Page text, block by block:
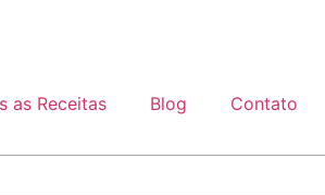
as Receitas Blog Contato